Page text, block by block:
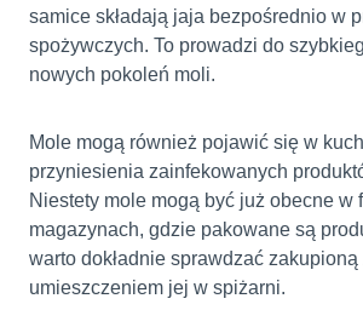
samice składają jaja bezpośrednio w
spożywczych. To prowadzi do
nowych pokoleń moli.
Mole mogą również pojawić się w
przyniesienia zainfekowanych
Niestety mole mogą być już obecne w
magazynach, gdzie pakowane są
warto dokładnie sprawdzać
umieszczeniem jej w spiżarni.